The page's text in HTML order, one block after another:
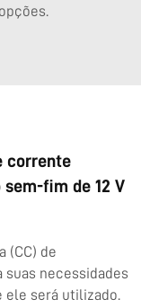
opções.
corrente
fim de 12 V
(CC) de
suas necessidades
ele será utilizado.